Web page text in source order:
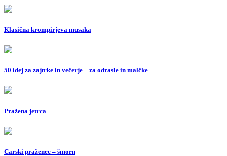
Klasična krompirjeva musaka
50 idej za zajtrke in večerje – za odrasle in malčke
Pražena jetrca
Carski praženec – šmorn